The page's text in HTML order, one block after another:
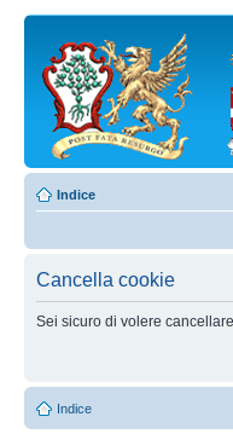
Indice
Cancella cookie
Sei sicuro di volere
Indice